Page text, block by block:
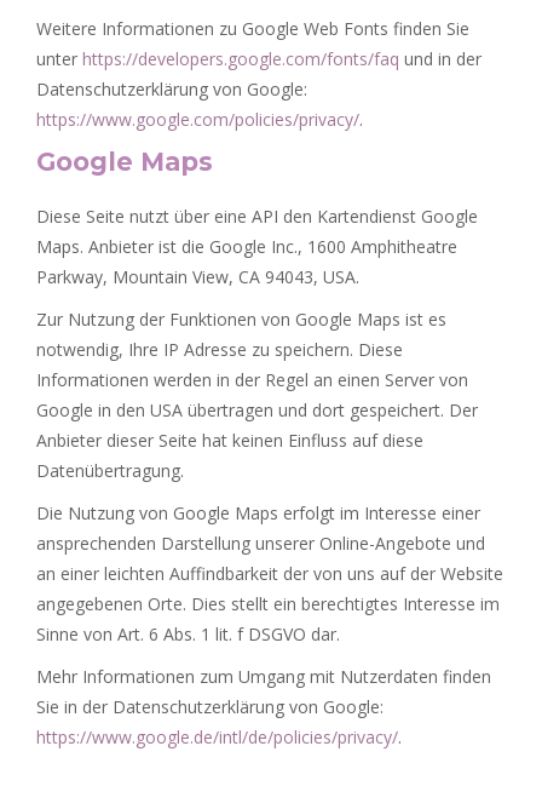
Weitere Informationen zu Google Web Fonts finden Sie
unter https://developers.google.com/fonts/faq und in der
Datenschutzerklärung von Google:
https://www.google.com/policies/privacy/.
Google Maps
Diese Seite nutzt über eine API den Kartendienst Google
Maps. Anbieter ist die Google Inc., 1600 Amphitheatre
Parkway, Mountain View, CA 94043, USA.
Zur Nutzung der Funktionen von Google Maps ist es
notwendig, Ihre IP Adresse zu speichern. Diese
Informationen werden in der Regel an einen Server von
Google in den USA übertragen und dort gespeichert. Der
Anbieter dieser Seite hat keinen Einfluss auf diese
Datenübertragung.
Die Nutzung von Google Maps erfolgt im Interesse einer
ansprechenden Darstellung unserer Online-Angebote und
an einer leichten Auffindbarkeit der von uns auf der Website
angegebenen Orte. Dies stellt ein berechtigtes Interesse im
Sinne von Art. 6 Abs. 1 lit. f DSGVO dar.
Mehr Informationen zum Umgang mit Nutzerdaten finden
Sie in der Datenschutzerklärung von Google:
https://www.google.de/intl/de/policies/privacy/.